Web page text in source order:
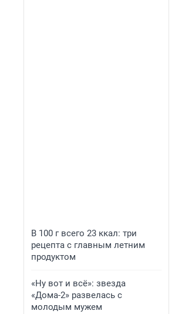
В 100 г всего 23 ккал: три
рецепта с главным летним
продуктом
«Ну вот и всё»: звезда
«Дома-2» развелась с
молодым мужем